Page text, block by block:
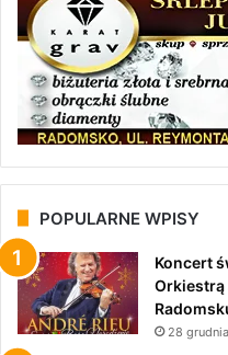
POPULARNE WPISY
Koncert
Orkiestrą
28